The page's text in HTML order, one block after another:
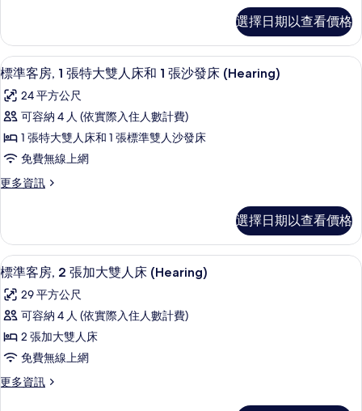
人
床
(Skyline
View,
Mobility)
的
所
相
2
張
加
雙
人
(Skyline
View,
的
選擇日期以查看價格
顯
示
標
準
客
1
特
大
雙
人
床
和
1
張
客房內保險箱、書桌、熨斗/熨衣板、
4
標準客房, 1 張特大雙人床和 1 張沙發床 (Hearing)
24 平方公尺
可容納 4 人 (依實際入住人數計費)
1 張特大雙人床和 1 張標準雙人沙發床
免費無線上網
更多資訊
更
客
房,
1
特
大
人
床
1
選擇日期以查看價格
顯
示
標
準
客
2
客房內保險箱、書桌、熨斗/熨衣板、
4
標準客房, 2 張加大雙人床 (Hearing)
29 平方公尺
可容納 4 人 (依實際入住人數計費)
2 張加大雙人床
免費無線上網
更多資訊
更